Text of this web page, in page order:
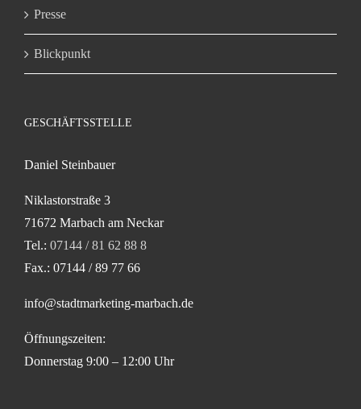
Presse
Blickpunkt
GESCHÄFTSSTELLE
Daniel Steinbauer
Niklastorstraße 3
71672 Marbach am Neckar
Tel.: 07144 / 81 62 88 8
Fax.: 07144 / 89 77 66
info@stadtmarketing-marbach.de
Öffnungszeiten:
Donnerstag 9:00 – 12:00 Uhr